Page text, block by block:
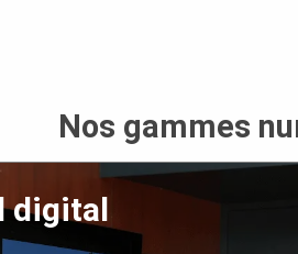
Nos gammes
digital